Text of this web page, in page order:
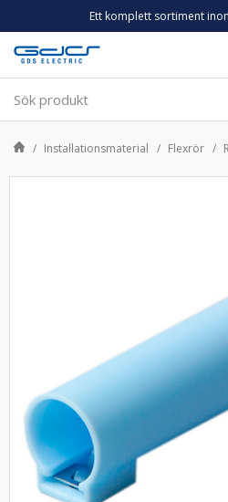
Ett komplett sortiment
Installationsmaterial Flexrör